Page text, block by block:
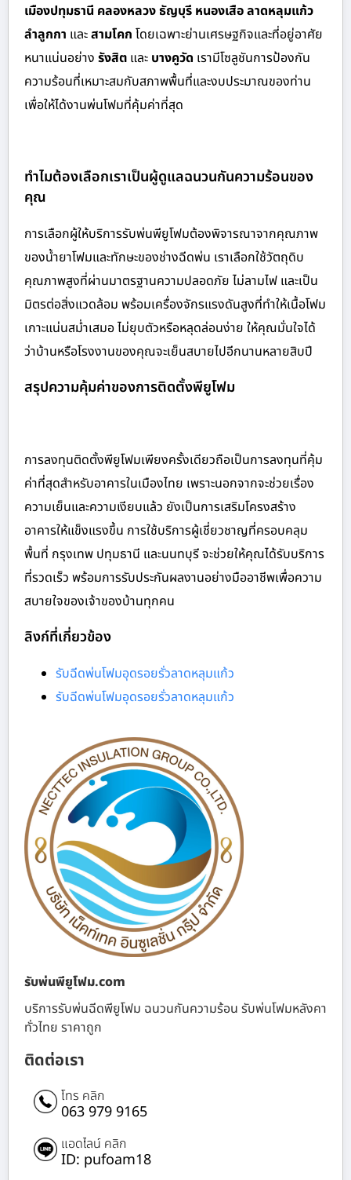
เมืองปทุมธานี คลองหลวง ธัญบุรี หนองเสือ ลาดหลุมแก้ว
ลำลูกกา และสามโคก โดยเฉพาะย่านเศรษฐกิจและที่อยู่อาศัย
หนาแน่นอย่าง รังสิต และ บางคูวัด เรามีโซลูชันการป้องกัน
ความร้อนที่เหมาะสมกับสภาพพื้นที่และงบประมาณของท่าน
เพื่อให้ได้งานพ่นโฟมที่คุ้มค่าที่สุด
ทำไมต้องเลือกเราเป็นผู้ดูแลฉนวนกันความร้อนของ
คุณ
การเลือกผู้ให้บริการรับพ่นพียูโฟมต้องพิจารณาจากคุณภาพ
ของน้ำยาโฟมและทักษะของช่างฉีดพ่น เราเลือกใช้วัตถุดิบ
คุณภาพสูงที่ผ่านมาตรฐานความปลอดภัย ไม่ลามไฟ และเป็น
มิตรต่อสิ่งแวดล้อม พร้อมเครื่องจักรแรงดันสูงที่ทำให้เนื้อโฟม
เกาะแน่นสม่ำเสมอ ไม่ยุบตัวหรือหลุดล่อนง่าย ให้คุณมั่นใจได้
ว่าบ้านหรือโรงงานของคุณจะเย็นสบายไปอีกนานหลายสิบปี
สรุปความคุ้มค่าของการติดตั้งพียูโฟม
การลงทุนติดตั้งพียูโฟมเพียงครั้งเดียวถือเป็นการลงทุนที่คุ้ม
ค่าที่สุดสำหรับอาคารในเมืองไทย เพราะนอกจากจะช่วยเรื่อง
ความเย็นและความเงียบแล้ว ยังเป็นการเสริมโครงสร้าง
อาคารให้แข็งแรงขึ้น การใช้บริการผู้เชี่ยวชาญที่ครอบคลุม
พื้นที่ กรุงเทพ ปทุมธานี และนนทบุรี จะช่วยให้คุณได้รับบริการ
ที่รวดเร็ว พร้อมการรับประกันผลงานอย่างมืออาชีพเพื่อความ
สบายใจของเจ้าของบ้านทุกคน
ลิงก์ที่เกี่ยวข้อง
รับฉีดพ่นโฟมอุดรอยรั่วลาดหลุมแก้ว
รับฉีดพ่นโฟมอุดรอยรั่วลาดหลุมแก้ว
รับพ่นพียูโฟม.com
บริการรับพ่นฉีดพียูโฟม ฉนวนกันความร้อน รับพ่นโฟมหลังคา
ทั่วไทย ราคาถูก
ติดต่อเรา
โทร คลิก
063 979 9165
แอดไลน์ คลิก
ID: pufoam18